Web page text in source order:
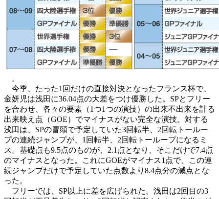
。
今季、たった1回だけの直接対決となったフランス杯で、
金妍児は浅田に36.04点の大差をつけ優勝した。SPとフリー
を合わせ、各々の要素（1つ1つの演技）の出来不出来を計る
出来映え点（GOE）でマイナスがない完全な演技。対する
浅田は、SPの冒頭で予定していた3回転半、2回転トールー
プの連続ジャンプが、1回転半、2回転トーループになるミ
ス。基礎点も9.5点のものが、2.1点となり、そこだけで7.4点
のマイナスとなった。これにGOEがマイナス1点で、この連
続ジャンプだけで予定していた点数より8.4点分の減点とな
った。
フリーでは、SP以上に差を広げられた。浅田は2回目の3